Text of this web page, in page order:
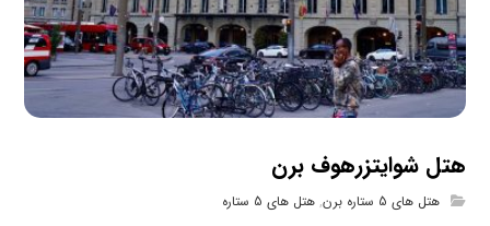
هتل شوایتزرهوف برن
هتل های 5 ستاره برن ,هتل های 5 ستاره